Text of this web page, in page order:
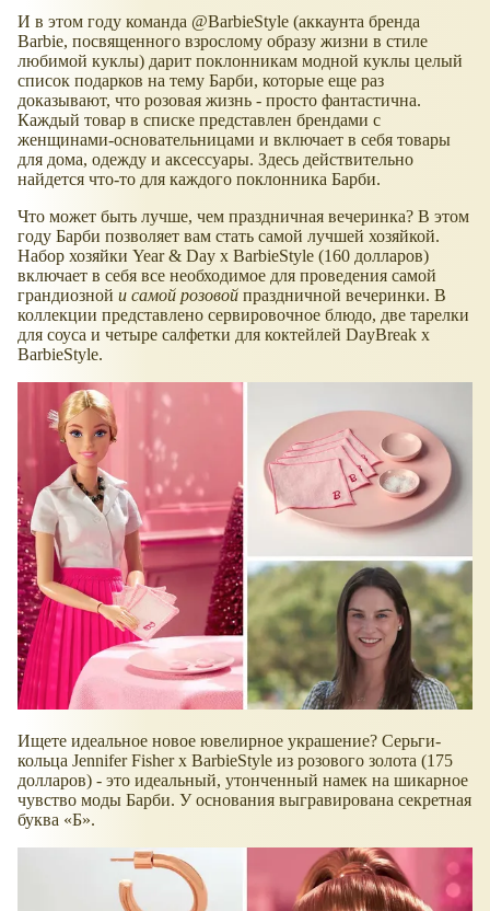
И в этом году команда @BarbieStyle (аккаунта бренда
Barbie, посвященного взрослому образу жизни в стиле
любимой куклы) дарит поклонникам модной куклы целый
список подарков на тему Барби, которые еще раз
доказывают, что розовая жизнь - просто фантастична.
Каждый товар в списке представлен брендами с
женщинами-основательницами и включает в себя товары
для дома, одежду и аксессуары. Здесь действительно
найдется что-то для каждого поклонника Барби.
Что может быть лучше, чем праздничная вечеринка? В этом
году Барби позволяет вам стать самой лучшей хозяйкой.
Набор хозяйки Year & Day x BarbieStyle (160 долларов)
включает в себя все необходимое для проведения самой
грандиозной и самой розовой праздничной вечеринки. В
коллекции представлено сервировочное блюдо, две тарелки
для соуса и четыре салфетки для коктейлей DayBreak x
BarbieStyle.
Ищете идеальное новое ювелирное украшение? Серьги-
кольца Jennifer Fisher x BarbieStyle из розового золота (175
долларов) - это идеальный, утонченный намек на шикарное
чувство моды Барби. У основания выгравирована секретная
буква
Б .